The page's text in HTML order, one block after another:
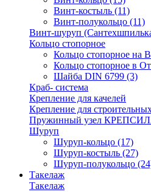
Винт-костыль (11)
Винт-полукольцо (11)
Винт-шуруп
Кольцо стопорное
Кольцо cтопорное на
Кольцо стопорное в
Шайба DIN 6799 (3)
Краб- система
Крепление для качелей
Крепление для
Пружинный узел
Шуруп
Шуруп-кольцо (17)
Шуруп-костыль (27)
Шуруп-полукольцо
Такелаж
Такелаж